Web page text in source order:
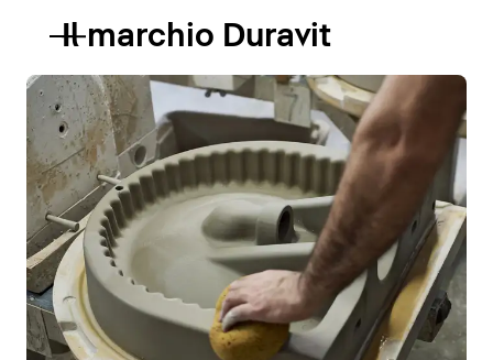
Il marchio Duravit